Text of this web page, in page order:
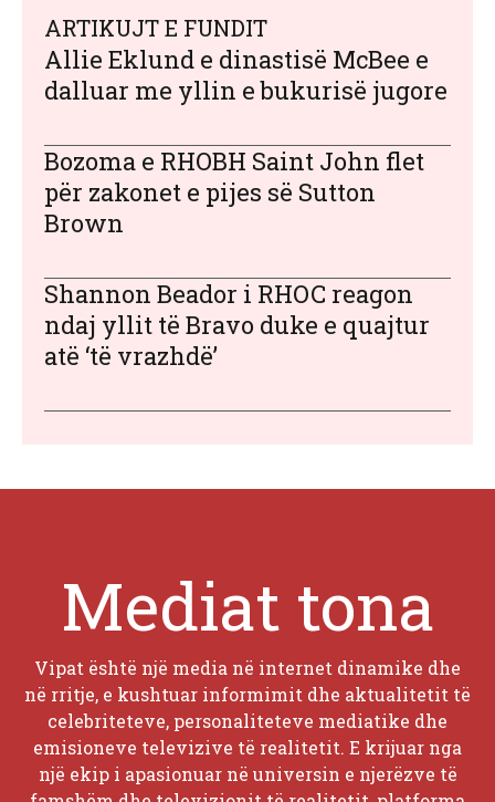
ARTIKUJT E FUNDIT
Allie Eklund e dinastisë McBee e
dalluar me yllin e bukurisë jugore
Bozoma e RHOBH Saint John flet
për zakonet e pijes së Sutton
Brown
Shannon Beador i RHOC reagon
ndaj yllit të Bravo duke e quajtur
atë ‘të vrazhdë’
Mediat tona
Vipat është një media në internet dinamike dhe
në rritje, e kushtuar informimit dhe aktualitetit të
celebriteteve, personaliteteve mediatike dhe
emisioneve televizive të realitetit. E krijuar nga
një ekip i apasionuar në universin e njerëzve të